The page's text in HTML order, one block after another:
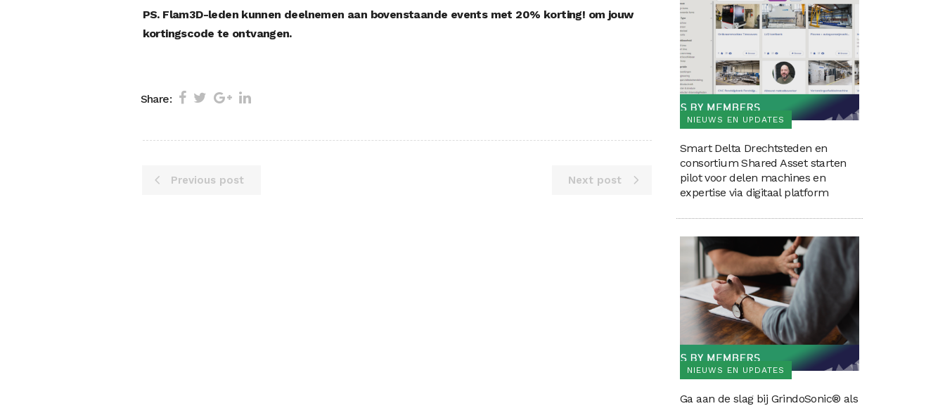
PS. Flam3D-leden kunnen deelnemen aan bovenstaande events met 20% korting! om jouw
kortingscode te ontvangen.
Share:
Previous post Next post
NIEUWS EN UPDATES
Smart Delta Drechtsteden en
consortium Shared Asset starten
pilot voor delen machines en
expertise via digitaal platform
NIEUWS EN UPDATES
Ga aan de slag bij GrindoSonic® als